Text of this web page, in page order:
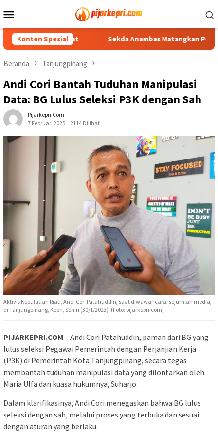
ke
Mobile
Konten Spesial
ke Pusat Sekda Anambas Matangkan Persiapan HUT
Beranda Tanjungpinang
Andi Cori Bantah Tuduhan Manipulasi
Data: BG Lulus Seleksi P3K dengan Sah
Pijarkepri.com
7 Februari 2025
2114 Dilihat
Aktivis Kepulauan Riau, Andi Cori Patahuddin, saat diwawancarai sejumlah media,
di Tanjungpinang, Kepri, Senin (30/1/2023). (Foto: pijarkepri.com)
PIJARKEPRI.COM – Andi Cori Patahuddin, paman dari BG yang
lulus seleksi Pegawai Pemerintah dengan Perjanjian Kerja
(P3K) di Pemerintah Kota Tanjungpinang, secara tegas
membantah tuduhan manipulasi data yang dilontarkan oleh
Maria Ulfa dan kuasa hukumnya, Suharjo.
Dalam klarifikasinya, Andi Cori menegaskan bahwa BG lulus
seleksi dengan sah, melalui proses yang terbuka dan sesuai
dengan aturan yang berlaku.